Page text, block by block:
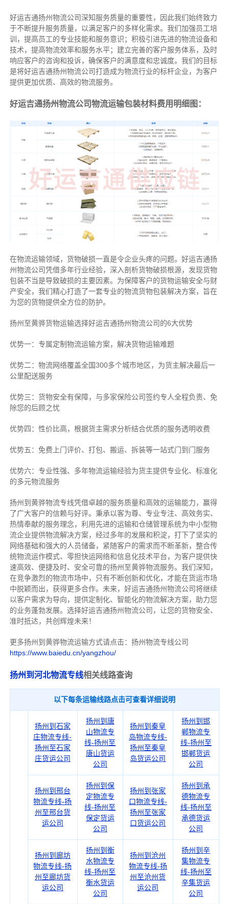
好运吉通扬州物流公司深知服务质量的重要性，因此我们始终致力
于不断提升服务质量，以满足客户的多样化需求。我们加强员工培
训，提高员工的专业技能和服务意识；积极引进先进的物流设备和
技术，提高物流效率和服务水平；建立完善的客户服务体系，及时
响应客户的咨询和投诉，确保客户的满意度和忠诚度。我们的目标
是将好运吉通扬州物流公司打造成为物流行业的标杆企业，为客户
提供更加优质、高效的物流服务。
好运吉通扬州物流公司物流运输包装材料费用明细图：
在物流运输领域，货物破损一直是令企业头疼的问题。好运吉通扬
州物流公司凭借多年行业经验，深入剖析货物破损根源，发现货物
包装不当是导致破损的主要因素。为保障客户的货物运输安全与财
产安全，我们精心打造了一套专业的物流货物包装解决方案，旨在
为您的货物提供全方位的防护。
扬州至黄骅货物运输选择好运吉通扬州物流公司的6大优势
优势一：专属定制物流运输方案，解决货物运输难题
优势二：物流网络覆盖全国300多个城市地区，为货主解决最后一
公里配送服务
优势三：货物安全有保障，与多家保险公司签约专人全程负责、免
除您的后顾之忧
优势四：性价比高，根据货主需求分析结合优质的服务透明收费
优势五：免费上门评价、打包、搬运、拆装等一站式门到门服务
优势六：专业性强、多年物流运输经验为货主提供专业化、标准化
的多元物流服务
扬州到黄骅物流专线凭借卓越的服务质量和高效的运输能力，赢得
了广大客户的信赖与好评。 秉承以客为尊、专业专注、高效务实、
热情奉献的服务理念，利用先进的运输和仓储管理系统为中小型物
流企业提供物流解决方案，经过多年的发展和积淀，打下了坚实的
网络基础和强大的人员储备，紧随客户的需求而不断革新，整合传
统物流运作模式、零担快运网络和信息化技术平台，为客户提供快
速高效、便捷及时、安全可靠的扬州至黄骅物流服务。 我们深知，
在竞争激烈的物流市场中，只有不断创新和优化，才能在货运市场
中脱颖而出，获得更多合作。 未来，好运吉通扬州物流公司将继续
以客户需求为导向，提供定制化、智能化的物流解决方案，助力您
的业务蓬勃发展。选择好运吉通扬州物流公司，让您的货物安全、
准时抵达，共创辉煌未来！
更多扬州到黄骅物流运输方式请点击：扬州物流专线公司
https://www.baiedu.cn/yangzhou/
扬州到河北物流专线相关线路查询
以下每条运输线路点击可查看详细说明
扬州到石家
庄物流专线-
扬州至石家
庄货运公司
扬州到唐
山物流专
线-扬州至
唐山货运
公司
扬州到秦皇
岛物流专线-
扬州至秦皇
岛货运公司
扬州到邯
郸物流专
线-扬州至
邯郸货运
公司
扬州到邢台
物流专线-扬
州至邢台货
运公司
扬州到保
定物流专
线-扬州至
保定货运
公司
扬州到张家
口物流专线-
扬州至张家
口货运公司
扬州到承
德物流专
线-扬州至
承德货运
公司
扬州到廊坊
物流专线-扬
州至廊坊货
运公司
扬州到衡
水物流专
线-扬州至
衡水货运
公司
扬州到沧州
物流专线-扬
州至沧州货
运公司
扬州到辛
集物流专
线-扬州至
辛集货运
公司